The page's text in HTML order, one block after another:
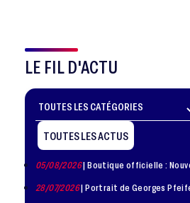
LE FIL D'ACTU
TOUTES LES ACTUS
05/08/2026| Boutique officielle : Nouvelles gammes
28/07/2026| Portrait de Georges Pfeifer (président de 1981